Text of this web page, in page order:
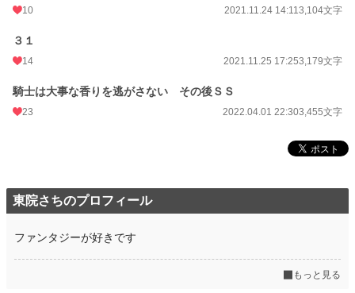
10 2021.11.24 14:113,104文字
３１
14 2021.11.25 17:253,179文字
騎士は大事な香りを逃がさない その後ＳＳ
23 2022.04.01 22:303,455文字
東院さちのプロフィール
ファンタジーが好きです
もっと見る